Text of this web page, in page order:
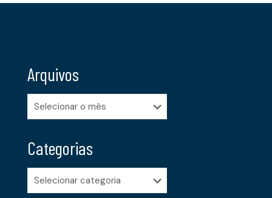
Arquivos
Arquivos
Categorias
Categorias